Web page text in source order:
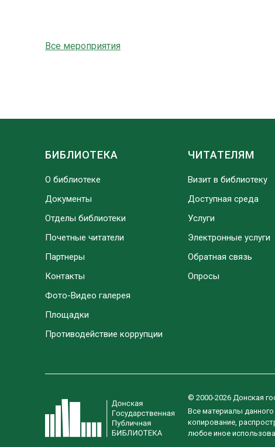
Все мероприятия
БИБЛИОТЕКА
О библиотеке
Документы
Отделы библиотеки
Почетные читатели
Партнеры
Контакты
Фото-Видео галерея
Площадки
Противодействие коррупции
ЧИТАТЕЛЯМ
Визит в библиотеку
Доступная среда
Услуги
Электронные услуги
Обратная связь
Опросы
© 2000-2026 Донская
Все материалы
копирование,
любое иное